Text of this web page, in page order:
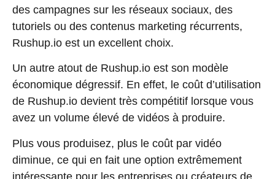
des campagnes sur les réseaux sociaux, des
tutoriels ou des contenus marketing récurrents,
Rushup.io est un excellent choix.
Un autre atout de Rushup.io est son modèle
économique dégressif. En effet, le coût d’utilisation
de Rushup.io devient très compétitif lorsque vous
avez un volume élevé de vidéos à produire.
Plus vous produisez, plus le coût par vidéo
diminue, ce qui en fait une option extrêmement
intéressante pour les entreprises ou créateurs de